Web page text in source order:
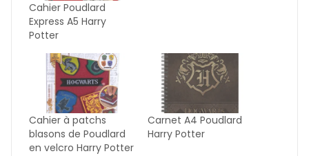
Cahier Poudlard
Express A5 Harry
Potter
Cahier à patchs
blasons de Poudlard
en velcro Harry Potter
Carnet A4 Poudlard
Harry Potter